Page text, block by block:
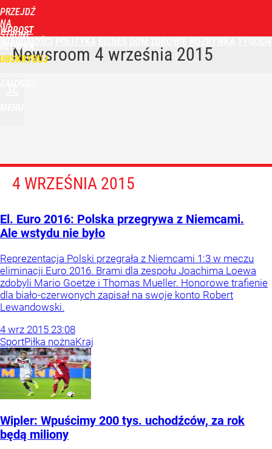
PRZEJDŹ
NA
STRONĘ
GŁÓWNĄ
WPROST
Newsroom 4 września 2015
4 WRZEŚNIA 2015
El. Euro 2016: Polska przegrywa z Niemcami.
Ale wstydu nie było
Reprezentacja Polski przegrała z Niemcami 1:3 w meczu
eliminacji Euro 2016. Brami dla zespołu Joachima Loewa
zdobyli Mario Goetze i Thomas Mueller. Honorowe trafienie
dla biało-czerwonych zapisał na swoje konto Robert
Lewandowski.
4 wrz 2015 23:08
SportPiłka nożnaKraj
Wipler: Wpuścimy 200 tys. uchodźców, za rok
będą miliony